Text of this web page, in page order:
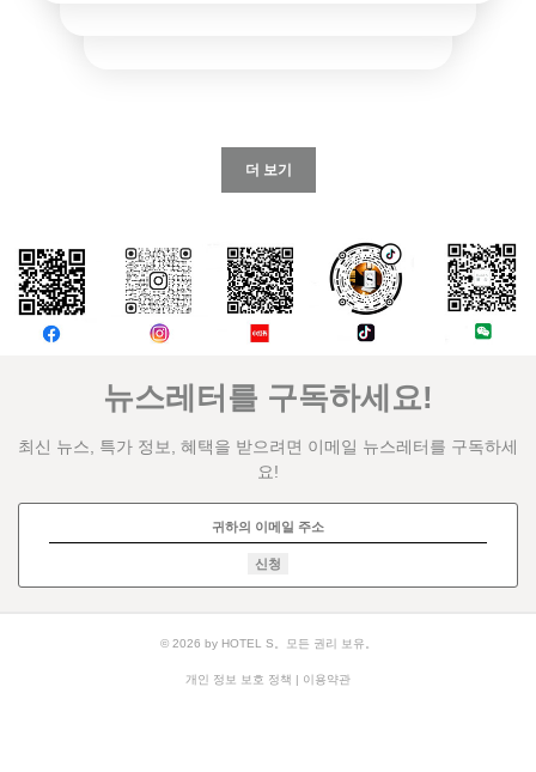
더 보기
논평
뉴스레터를 구독하세요!
최신 뉴스, 특가 정보, 혜택을 받으려면 이메일 뉴스레터를 구독하세
요!
신청
© 2026 by HOTEL S。모든 권리 보유。
개인 정보 보호 정책 | 이용약관